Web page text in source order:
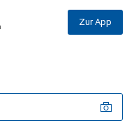
Zur App